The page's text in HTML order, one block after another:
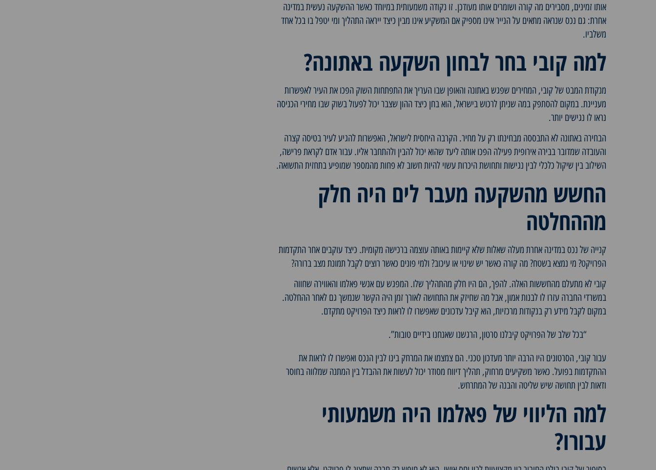
אותו זמינים, מסבירים מה קורה ושומרים אותו מעודכן. זו נקודה משמעותית במיוחד כאשר ההשקעה נעשית במדינה
אחרת: גם נכס שנראה מתאים על הנייר אינו מספיק אם המשקיע אינו מבין כיצד ייראה התהליך ומי יטפל בו בכל אחד
משלביו.
למה קובי בחר לבחון השקעה באתונה?
מנקודת המבט של קובי, המחירים שפגש באתונה והאופן שבו העריך את התפתחות השוק הפכו את העיר לאפשרות
מעניינת. במקום להסתפק במה שניתן לרכוש בישראל, הוא בחן כיצד ההון שצבר יכול לפעול בשוק שבו מחירי הכניסה
נראו לו נגישים יותר.
הבחירה באתונה לא התבססה מבחינתו רק על מחיר. הקרבה היחסית לישראל, האפשרות להגיע לעיר בטיסה קצרה
והעובדה שמדובר בבירה אירופית פעילה הפכו אותה ליעד שהוא יכול להבין ולהתחבר אליו. עבור אדם לקראת פרישה,
השילוב בין שיקול כלכלי לבין נגישות ותחושת היכרות עשוי להיות חשוב לא פחות מהמספר שמופיע בתחזית התשואה.
החשש מהשקעה מעבר לים היה חלק
מההחלטה
קנייה של נכס במדינה אחרת מעלה שאלות שלא קיימות באותה עוצמה ברכישה מקומית. כיצד עוקבים אחר התקדמות
הפרויקט? מי נמצא בשטח? מה קורה כאשר יש שינוי או עיכוב? ולמי פונים כאשר רוצים לקבל תמונת מצב ברורה?
קובי לא מתעלם מהחששות האלה. להפך, הם היו חלק מהתהליך שלו. המפגש עם אנשי פאלמו והאווירה שחווה
במשרדי החברה עזרו לו לבנות אמון, אבל מה שחיזק את התחושה לאורך זמן היה הקשר שנמשך גם לאחר ההחלטה.
במקום לקבל מידע רק בנקודות מרכזיות, הוא קיבל עדכונים שאפשרו לו לראות כיצד הפרויקט מתקדם.
“בכל שלב של הפרויקט קיבלנו סרטון, הרגשנו שאנחנו בידיים טובות”.
עבור קובי, הסרטונים היו הרבה יותר מעדכון טכני. הם צמצמו את המרחק בינו לבין הנכס ואפשרו לו לראות את
ההתקדמות בפועל. כאשר משקיעים מרחוק, תהליך דיווח מסודר יכול לעשות את ההבדל בין המתנה שמלווה בחוסר
ודאות לבין תחושה שיש שליטה והבנה של המתרחש.
למה הליווי של פאלמו היה משמעותי
עבורו?